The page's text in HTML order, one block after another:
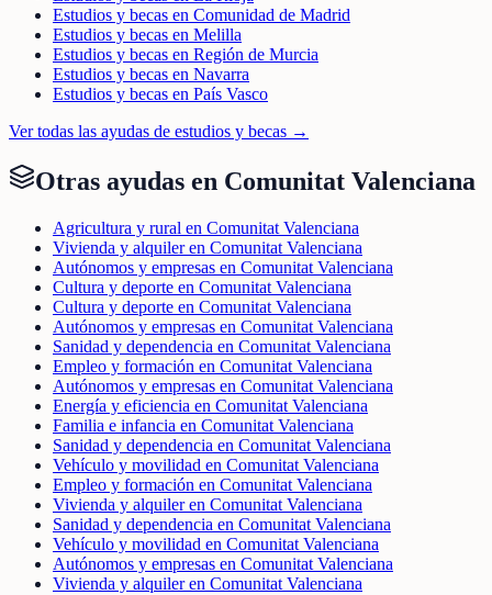
Estudios y becas en Comunidad de Madrid
Estudios y becas en Melilla
Estudios y becas en Región de Murcia
Estudios y becas en Navarra
Estudios y becas en País Vasco
Ver todas las ayudas de estudios y becas →
Otras ayudas en Comunitat Valenciana
Agricultura y rural en Comunitat Valenciana
Vivienda y alquiler en Comunitat Valenciana
Autónomos y empresas en Comunitat Valenciana
Cultura y deporte en Comunitat Valenciana
Cultura y deporte en Comunitat Valenciana
Autónomos y empresas en Comunitat Valenciana
Sanidad y dependencia en Comunitat Valenciana
Empleo y formación en Comunitat Valenciana
Autónomos y empresas en Comunitat Valenciana
Energía y eficiencia en Comunitat Valenciana
Familia e infancia en Comunitat Valenciana
Sanidad y dependencia en Comunitat Valenciana
Vehículo y movilidad en Comunitat Valenciana
Empleo y formación en Comunitat Valenciana
Vivienda y alquiler en Comunitat Valenciana
Sanidad y dependencia en Comunitat Valenciana
Vehículo y movilidad en Comunitat Valenciana
Autónomos y empresas en Comunitat Valenciana
Vivienda y alquiler en Comunitat Valenciana